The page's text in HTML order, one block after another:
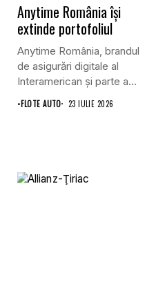
Anytime România își
extinde portofoliul
Anytime România, brandul
de asigurări digitale al
Interamerican și parte a
Grupului...
•FLOTE AUTO 23 IULIE 2026